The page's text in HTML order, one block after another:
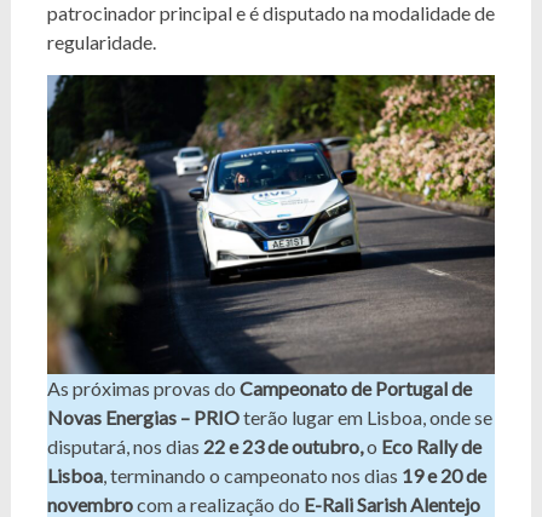
patrocinador principal e é disputado na modalidade de
regularidade.
As próximas provas do Campeonato de Portugal de
Novas Energias – PRIOterão lugar em Lisboa, onde se
disputará, nos dias 22 e 23 de outubro,o Eco Rally de
Lisboa, terminando o campeonato nos dias 19 e 20 de
novembrocom a realização do E-Rali Sarish Alentejo